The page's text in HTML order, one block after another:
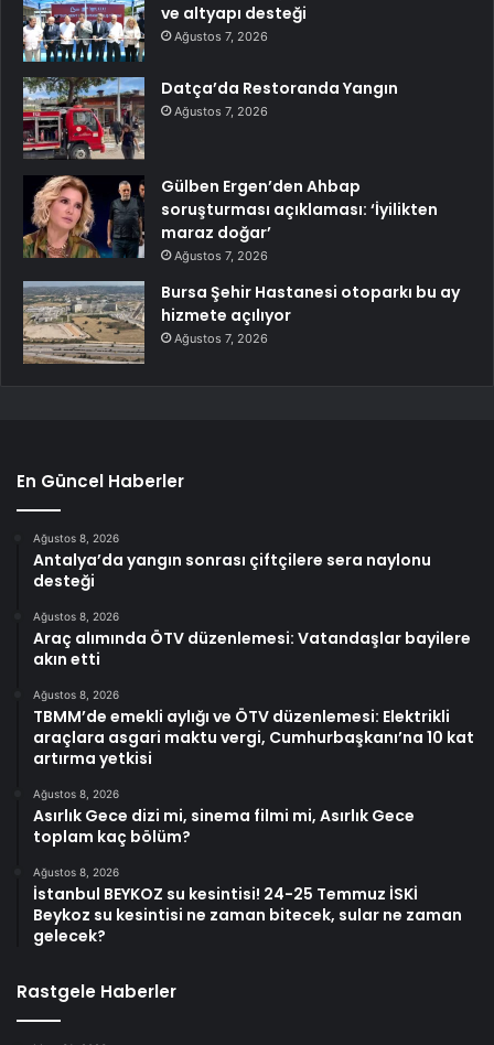
ve altyapı desteği
Ağustos 7, 2026
Datça’da Restoranda Yangın
Ağustos 7, 2026
Gülben Ergen’den Ahbap
soruşturması açıklaması: ‘İyilikten
maraz doğar’
Ağustos 7, 2026
Bursa Şehir Hastanesi otoparkı bu ay
hizmete açılıyor
Ağustos 7, 2026
En Güncel Haberler
Ağustos 8, 2026
Antalya’da yangın sonrası çiftçilere sera naylonu
desteği
Ağustos 8, 2026
Araç alımında ÖTV düzenlemesi: Vatandaşlar bayilere
akın etti
Ağustos 8, 2026
TBMM’de emekli aylığı ve ÖTV düzenlemesi: Elektrikli
araçlara asgari maktu vergi, Cumhurbaşkanı’na 10 kat
artırma yetkisi
Ağustos 8, 2026
Asırlık Gece dizi mi, sinema filmi mi, Asırlık Gece
toplam kaç bölüm?
Ağustos 8, 2026
İstanbul BEYKOZ su kesintisi! 24-25 Temmuz İSKİ
Beykoz su kesintisi ne zaman bitecek, sular ne zaman
gelecek?
Rastgele Haberler